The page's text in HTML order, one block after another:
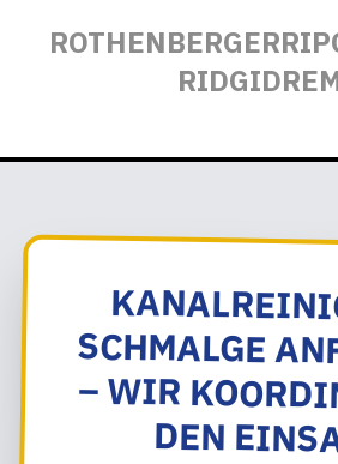
ROTHENBERGER
RIDGID
SCHMALGE
– WIR
DEN